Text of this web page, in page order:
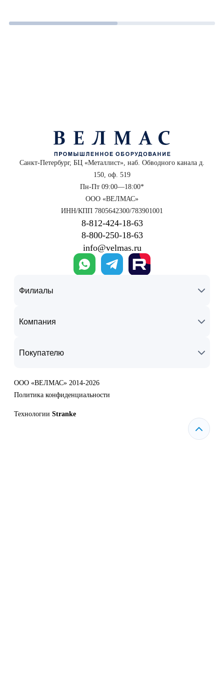
Санкт-Петербург, БЦ «Металлист», наб. Обводного канала д.
150, оф. 519
Пн-Пт 09:00—18:00*
ООО «ВЕЛМАС»
ИНН/КПП 7805642300/783901001
8‑812‑424‑18‑63
8‑800‑250‑18‑63
info@velmas.ru
Филиалы
Компания
Покупателю
ООО «ВЕЛМАС» 2014-2026
Политика конфиденциальности
Технологии Stranke